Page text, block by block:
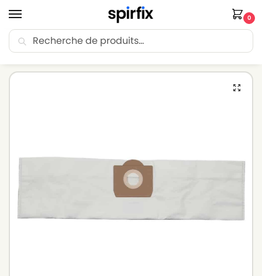
0
🚚 Livraison Point Relais offerte dès 30€ d’achat.